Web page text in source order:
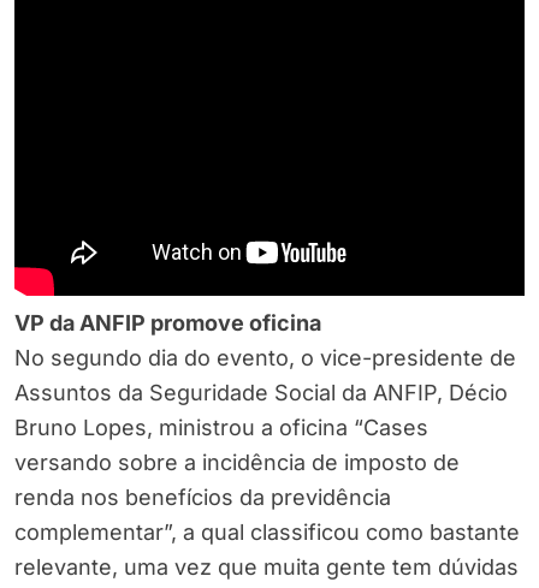
VP da ANFIP promove oficina
No segundo dia do evento, o vice-presidente de
Assuntos da Seguridade Social da ANFIP, Décio
Bruno Lopes, ministrou a oficina “Cases
versando sobre a incidência de imposto de
renda nos benefícios da previdência
complementar”, a qual classificou como bastante
relevante, uma vez que muita gente tem dúvidas